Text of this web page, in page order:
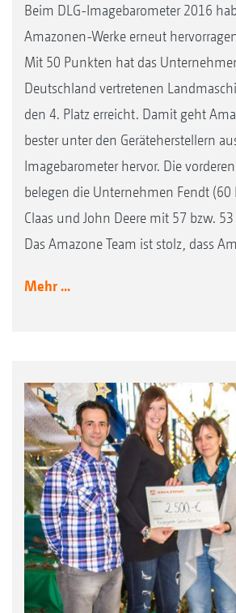
Beim DLG-Imagebarometer 2016
Amazonen-Werke erneut
Mit 50 Punkten hat das
Deutschland vertretenen
den 4. Platz erreicht. Damit geht
bester unter den Geräteherstellern
Imagebarometer hervor. Die
belegen die Unternehmen Fendt (60
Claas und John Deere mit 57 bzw.
Das Amazone Team ist stolz, dass
Mehr ...